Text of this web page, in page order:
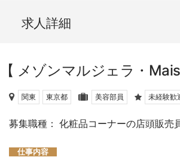
求人詳細
メゾンマルジェラ・
関東 東京都 美容部員 未経験歓
募集職種： 化粧品コーナーの店頭販売
仕事内容